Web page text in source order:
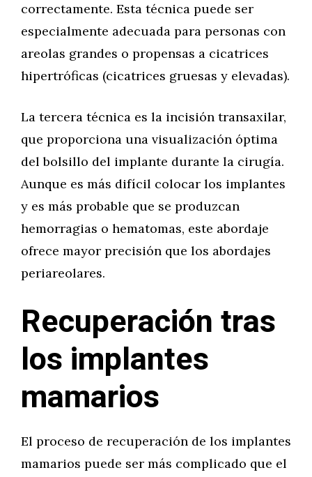
correctamente. Esta técnica puede ser
especialmente adecuada para personas con
areolas grandes o propensas a cicatrices
hipertróficas (cicatrices gruesas y elevadas).
La tercera técnica es la incisión transaxilar,
que proporciona una visualización óptima
del bolsillo del implante durante la cirugía.
Aunque es más difícil colocar los implantes
y es más probable que se produzcan
hemorragias o hematomas, este abordaje
ofrece mayor precisión que los abordajes
periareolares.
Recuperación tras
los implantes
mamarios
El proceso de recuperación de los implantes
mamarios puede ser más complicado que el